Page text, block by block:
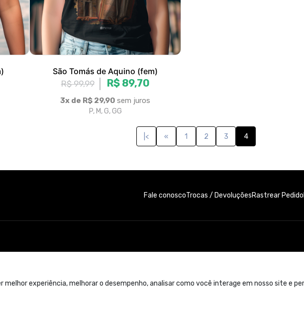
São Tomás de Aquino (fem)
R$ 99,99
R$ 89,70
3x de R$ 29,90 sem juros
P, M, G, GG
|< « 1 2 3 4
melhor experiência, melhorar o desempenho, analisar como você interage em nosso site e
Fale conoscoTrocas / DevoluçõesRastrear Pedido